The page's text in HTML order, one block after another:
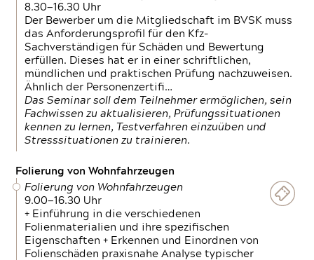
8.30—16.30 Uhr
Der Bewerber um die Mitgliedschaft im BVSK muss
das Anforderungsprofil für den Kfz-
Sachverständigen für Schäden und Bewertung
erfüllen. Dieses hat er in einer schriftlichen,
mündlichen und praktischen Prüfung nachzuweisen.
Ähnlich der Personenzertifi…
Das Seminar soll dem Teilnehmer ermöglichen, sein
Fachwissen zu aktualisieren, Prüfungssituationen
kennen zu lernen, Testverfahren einzuüben und
Stresssituationen zu trainieren.
Folierung von Wohnfahrzeugen
Folierung von Wohnfahrzeugen
9.00—16.30 Uhr
+ Einführung in die verschiedenen
Folienmaterialien und ihre spezifischen
Eigenschaften + Erkennen und Einordnen von
Folienschäden praxisnahe Analyse typischer